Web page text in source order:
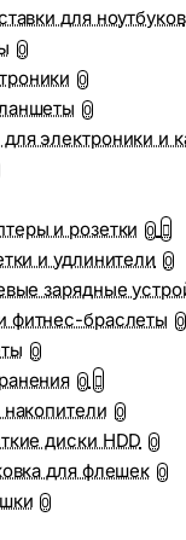
для ноутбуков
0
0
0
электроники и
и розетки 0
и удлинители 0
зарядные
фитнес-браслеты 0
0
0
накопители 0
диски HDD 0
для флешек 0
0